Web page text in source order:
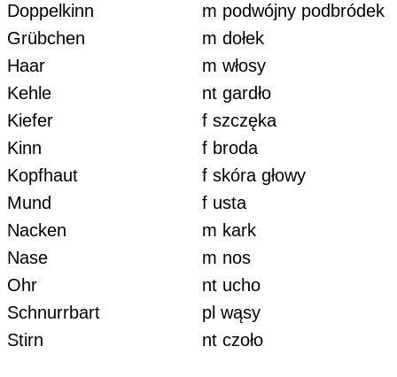
Doppelkinn
m podwójny podbródek
Grübchen
m dołek
Haar
m włosy
Kehle
nt gardło
Kiefer
f szczęka
Kinn
f broda
Kopfhaut
f skóra głowy
Mund
f usta
Nacken
m kark
Nase
m nos
Ohr
nt ucho
Schnurrbart
pl wąsy
Stirn
nt czoło